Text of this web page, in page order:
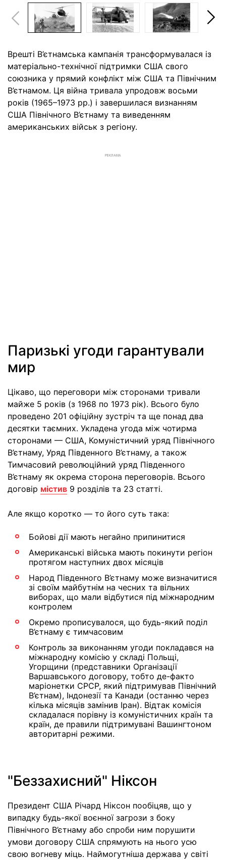
Врешті В’єтнамська кампанія трансформувалася із
матеріально-технічної підтримки США свого
союзника у прямий конфлікт між США та Північним
В’єтнамом. Ця війна тривала упродовж восьми
років (1965–1973 рр.) і завершилася визнанням
США Північного В’єтнаму та виведенням
американських військ з регіону.
РЕКЛАМА
Паризькі угоди гарантували
мир
Цікаво, що переговори між сторонами тривали
майже 5 років (з 1968 по 1973 рік). Всього було
проведено 201 офіційну зустріч та ще понад два
десятки таємних. Укладена угода між чотирма
сторонами — США, Комуністичний уряд Північного
В’єтнаму, Уряд Південного В’єтнаму, а також
Тимчасовий революційний уряд Південного
В’єтнаму як окрема сторона переговорів. Всього
договір містив 9 розділів та 23 статті.
Але якщо коротко — то його суть така:
Бойові дії мають негайно припинитися
Американські війська мають покинути регіон
протягом наступних двох місяців
Народ Південного В’єтнаму може визначитися
зі своїм майбутнім на чесних та вільних
виборах, що мали відбутися під міжнародним
контролем
Окремо прописувалося, що будь-який поділ
В’єтнаму є тимчасовим
Контроль за виконанням угоди покладався на
міжнародну комісію у складі Польщі,
Угорщини (представники Організації
Варшавського договору, тобто де-факто
маріонетки СРСР, який підтримував Північний
В’єтнам), Індонезії та Канади (останню через
кілька місяців замінив Іран). Відтак комісія
складалася порівну із комуністичних країн та
країн, де правили підтримувані Вашингтоном
авторитарні режими.
"Беззахисний" Ніксон
Президент США Річард Ніксон пообіцяв, що у
випадку будь-якої воєнної загрози з боку
Північного В’єтнаму або спроби ним порушити
умови договору США спрямують на нього усю
свою вогневу міць. Наймогутніша держава у світі